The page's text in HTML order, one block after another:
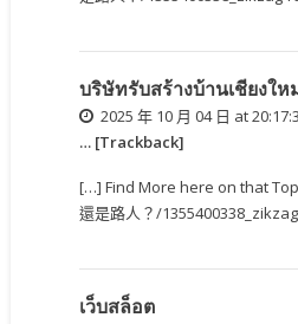
บริษัทรับสร้างบ้านเชียงให
2025 年 10 月 04 日 at
… [Trackback]
[…] Find More here on that
還是路人？/
เว็บสล็อต